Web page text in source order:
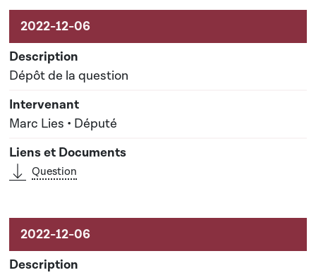
Activités sur le dossier
Dépôt de la question
Marc Lies • Député
Question